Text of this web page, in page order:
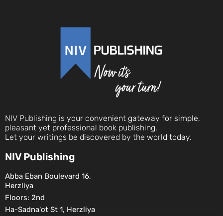
NIV Publishing is your convenient gateway for simple,
pleasant yet professional book publishing.
Let your writings be discovered by the world today.
NIV Publishing
Abba Eban Boulevard 16,
Herzliya
Floors: 2nd
Ha-Sadna'ot St 1, Herzliya